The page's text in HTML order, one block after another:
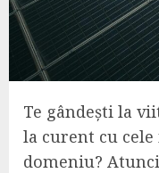
Te gândești la
la curent cu
domeniu?